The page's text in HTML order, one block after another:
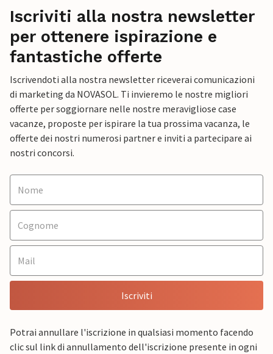
Iscriviti alla nostra newsletter
per ottenere ispirazione e
fantastiche offerte
Iscrivendoti alla nostra newsletter riceverai comunicazioni
di marketing da NOVASOL. Ti invieremo le nostre migliori
offerte per soggiornare nelle nostre meravigliose case
vacanze, proposte per ispirare la tua prossima vacanza, le
offerte dei nostri numerosi partner e inviti a partecipare ai
nostri concorsi.
Iscriviti
Potrai annullare l'iscrizione in qualsiasi momento facendo
clic sul link di annullamento dell'iscrizione presente in ogni